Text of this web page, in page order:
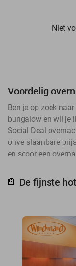
Niet
Voordelig
Ben je op zoek
bungalow en wil je
Social Deal
onverslaanbare
en scoor een
🏨 De fijnste